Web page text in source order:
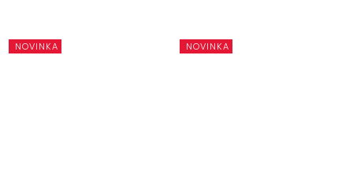
NOVINKA NOVINKA